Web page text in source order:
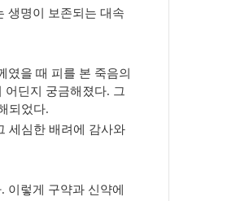
생명이 보존되는 대속
였을 때 피를 본 죽음의
어딘지 궁금해졌다. 그
되었다.
세심한 배려에 감사와
. 이렇게 구약과 신약에